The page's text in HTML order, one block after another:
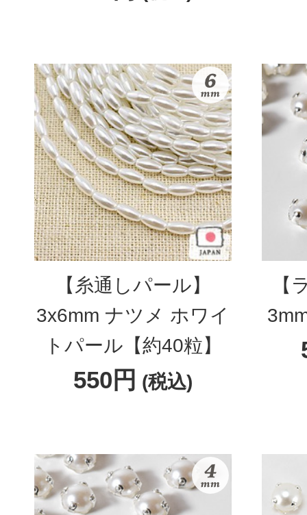
【糸通しパール】
3x6mm ナツメ ホワイ
トパール【約40粒】
550円 (税込)
【